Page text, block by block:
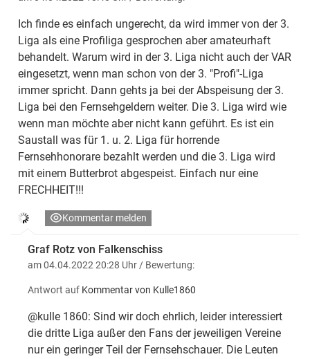
Ich finde es einfach ungerecht, da wird immer von der 3.
Liga als eine Profiliga gesprochen aber amateurhaft
behandelt. Warum wird in der 3. Liga nicht auch der VAR
eingesetzt, wenn man schon von der 3. "Profi"-Liga
immer spricht. Dann gehts ja bei der Abspeisung der 3.
Liga bei den Fernsehgeldern weiter. Die 3. Liga wird wie
wenn man möchte aber nicht kann geführt. Es ist ein
Saustall was für 1. u. 2. Liga für horrende
Fernsehhonorare bezahlt werden und die 3. Liga wird
mit einem Butterbrot abgespeist. Einfach nur eine
FRECHHEIT!!!
Kommentar melden
Graf Rotz von Falkenschiss
am 04.04.2022 20:28 Uhr / Bewertung:
Antwort auf Kommentar von Kulle1860
@kulle 1860: Sind wir doch ehrlich, leider interessiert
die dritte Liga außer den Fans der jeweiligen Vereine
nur ein geringer Teil der Fernsehschauer. Die Leuten